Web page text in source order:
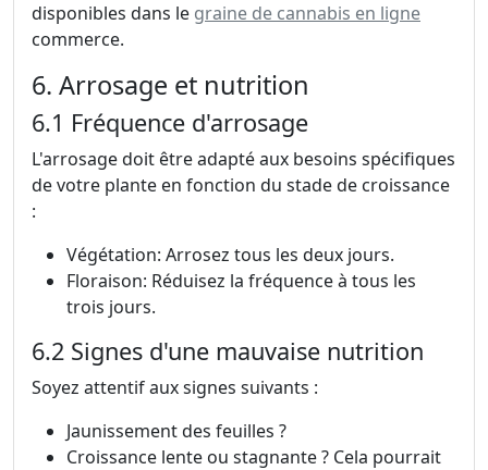
disponibles dans le graine de cannabis en ligne
commerce.
6. Arrosage et nutrition
6.1 Fréquence d'arrosage
L'arrosage doit être adapté aux besoins spécifiques
de votre plante en fonction du stade de croissance
:
Végétation: Arrosez tous les deux jours.
Floraison: Réduisez la fréquence à tous les
trois jours.
6.2 Signes d'une mauvaise nutrition
Soyez attentif aux signes suivants :
Jaunissement des feuilles ?
Croissance lente ou stagnante ? Cela pourrait